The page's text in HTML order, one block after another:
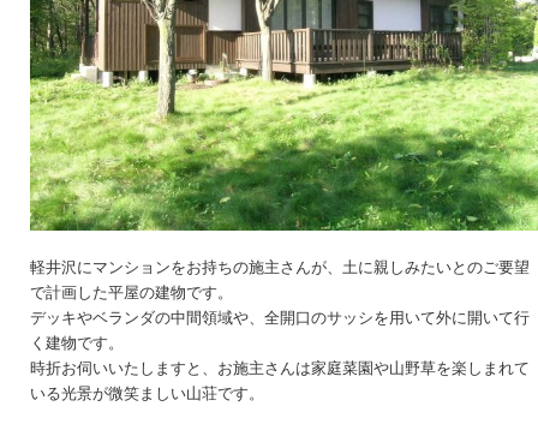
軽井沢にマンションをお持ちの施主さんが、土に親しみたいとのご要望
で計画した平屋の建物です。
デッキやベランダの中間領域や、全開口のサッシを用いて外に開いて行
く建物です。
時折お伺いいたしますと、お施主さんは家庭菜園や山野草を楽しまれて
いる光景が微笑ましい山荘です。